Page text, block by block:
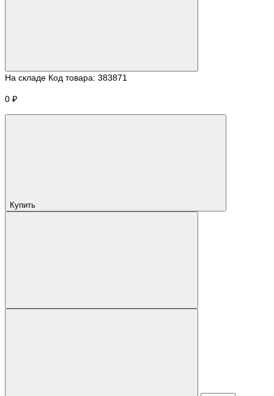
На складе Код товара: 383871
0 ₽
Купить